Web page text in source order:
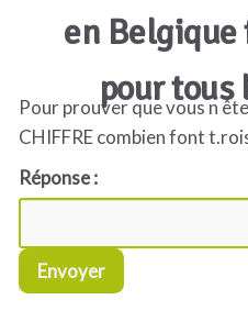
en
pour tous
Pour prouver que vous n
CHIFFRE combien font
Réponse :
Envoyer